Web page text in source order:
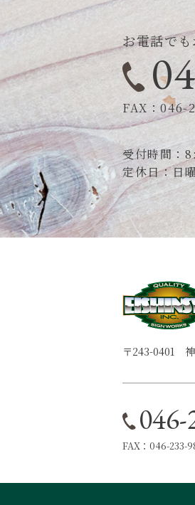
お電話で
FAX：046-
受付時間：
定休日：日
〒243-0401 神
FAX：046-233-